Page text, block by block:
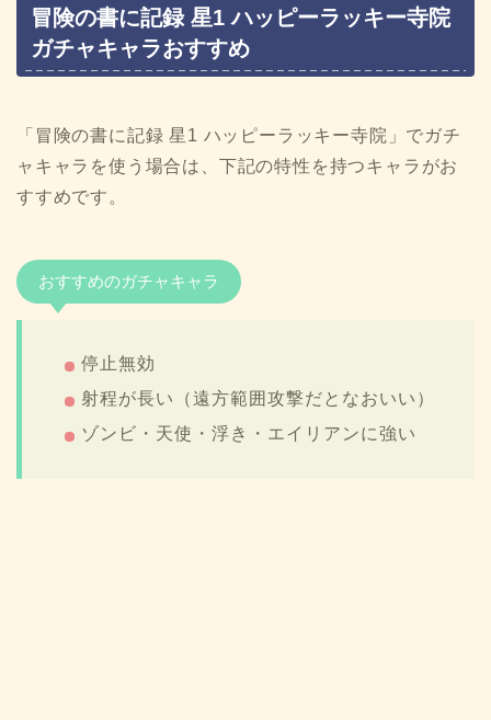
冒険の書に記録 星1 ハッピーラッキー寺院
ガチャキャラおすすめ
「冒険の書に記録 星1 ハッピーラッキー寺院」でガチ
ャキャラを使う場合は、下記の特性を持つキャラがお
すすめです。
おすすめのガチャキャラ
停止無効
射程が長い（遠方範囲攻撃だとなおいい）
ゾンビ・天使・浮き・エイリアンに強い